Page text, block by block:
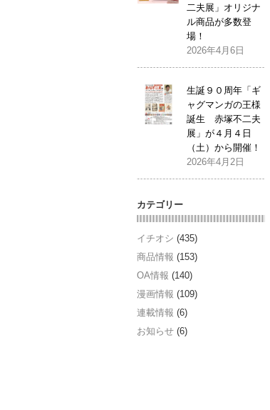
二夫展」オリジナ
ル商品が多数登
場！
2026年4月6日
生誕９０周年「ギ
ャグマンガの王様
誕生 赤塚不二夫
展」が４月４日
（土）から開催！
2026年4月2日
カテゴリー
イチオシ (435)
商品情報 (153)
OA情報 (140)
漫画情報 (109)
連載情報 (6)
お知らせ (6)